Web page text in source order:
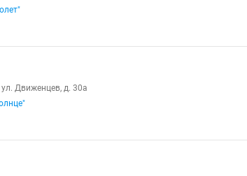
Движенцев, д. 30а